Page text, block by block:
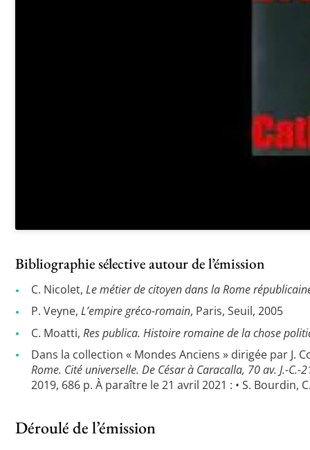
Bibliographie sélective autour de l’émission
C. Nicolet,Le métier de citoyen dans la Rome
P. Veyne,L’empire gréco-romain, Paris, Seuil, 2005
C. Moatti,Res publica. Histoire romaine de la chose
Dans la collection « Mondes Anciens » dirigée par J.
Rome. Cité universelle. De César à Caracalla, 70 av. J.-C.-
2019, 686 p. À paraître le 21 avril 2021 : • S. Bourdin,
Déroulé de l’émission